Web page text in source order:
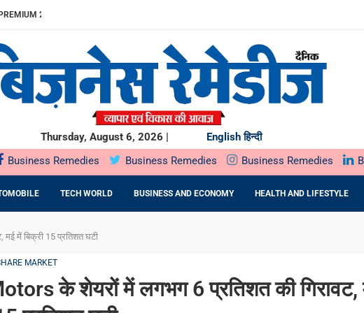
23% बढ़ा
MARGIN...
खुलेगा, 10...
में SOIL HEALTH...
के दौरान...
देगा...
Thursday, August 6, 2026 | English हिन्दी
Business Remedies Business Remedies Business Remedies
TECH WORLD BUSINESS AND ECONOMY HEALTH AND LIFESTYLE
में बिक्री 15 प्रतिशत घटी
MARKET
के शेयरों में लगभग 6 प्रतिशत की गिरावट,